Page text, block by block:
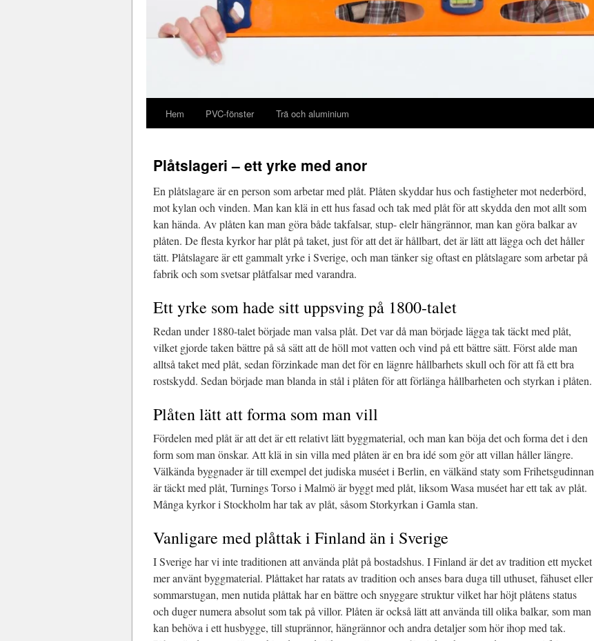
Hem PVC-fönster Trä och aluminium
Plåtslageri – ett yrke med anor
En plåtslagare är en person som arbetar med plåt. Plåten skyddar hus och fastigheter mot nederbörd,
mot kylan och vinden. Man kan klä in ett hus fasad och tak med plåt för att skydda den mot allt som
kan hända. Av plåten kan man göra både takfalsar, stup- elelr hängrännor, man kan göra balkar av
plåten. De flesta kyrkor har plåt på taket, just för att det är hållbart, det är lätt att lägga och det håller
tätt. Plåtslagare är ett gammalt yrke i Sverige, och man tänker sig oftast en plåtslagare som arbetar på
fabrik och som svetsar plåtfalsar med varandra.
Ett yrke som hade sitt uppsving på 1800-talet
Redan under 1880-talet började man valsa plåt. Det var då man började lägga tak täckt med plåt,
vilket gjorde taken bättre på så sätt att de höll mot vatten och vind på ett bättre sätt. Först alde man
alltså taket med plåt, sedan förzinkade man det för en lägnre hållbarhets skull och för att få ett bra
rostskydd. Sedan började man blanda in stål i plåten för att förlänga hållbarheten och styrkan i plåten.
Plåten lätt att forma som man vill
Fördelen med plåt är att det är ett relativt lätt byggmaterial, och man kan böja det och forma det i den
form som man önskar. Att klä in sin villa med plåten är en bra idé som gör att villan håller längre.
Välkända byggnader är till exempel det judiska muséet i Berlin, en välkänd staty som Frihetsgudinnan
är täckt med plåt, Turnings Torso i Malmö är byggt med plåt, liksom Wasa muséet har ett tak av plåt.
Många kyrkor i Stockholm har tak av plåt, såsom Storkyrkan i Gamla stan.
Vanligare med plåttak i Finland än i Sverige
I Sverige har vi inte traditionen att använda plåt på bostadshus. I Finland är det av tradition ett mycket
mer använt byggmaterial. Plåttaket har ratats av tradition och anses bara duga till uthuset, fähuset eller
sommarstugan, men nutida plåttak har en bättre och snyggare struktur vilket har höjt plåtens status
och duger numera absolut som tak på villor. Plåten är också lätt att använda till olika balkar, som man
kan behöva i ett husbygge, till stuprännor, hängrännor och andra detaljer som hör ihop med tak.